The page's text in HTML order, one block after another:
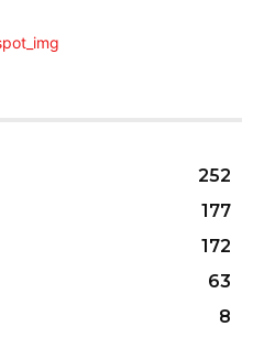
252
177
172
63
8